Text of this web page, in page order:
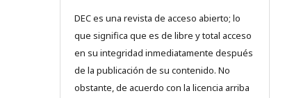
DEC es una revista de acceso abierto; lo
que significa que es de libre y total acceso
en su integridad inmediatamente después
de la publicación de su contenido. No
obstante, de acuerdo con la licencia arriba